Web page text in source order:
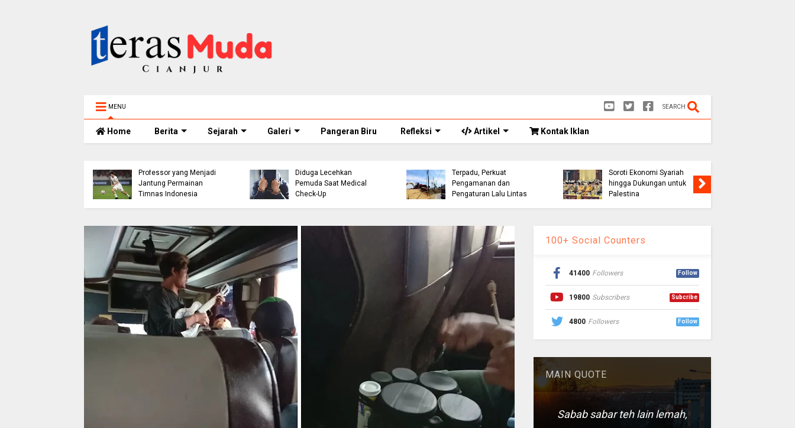
MENU SEARCH
Home Berita Sejarah Galeri Pangeran Biru Refleksi Artikel Kontak Iklan
Professor yang Menjadi
Jantung Permainan
Timnas Indonesia
Diduga Lecehkan
Pemuda Saat Medical
Check-Up
Terpadu, Perkuat
Pengamanan dan
Pengaturan Lalu Lintas
Soroti Ekonomi Syariah
hingga Dukungan untuk
Palestina
100+ Social Counters
41400 Followers Follow
19800 Subscribers Subcribe
4800 Followers Follow
MAIN QUOTE
Sabab sabar teh lain lemah,